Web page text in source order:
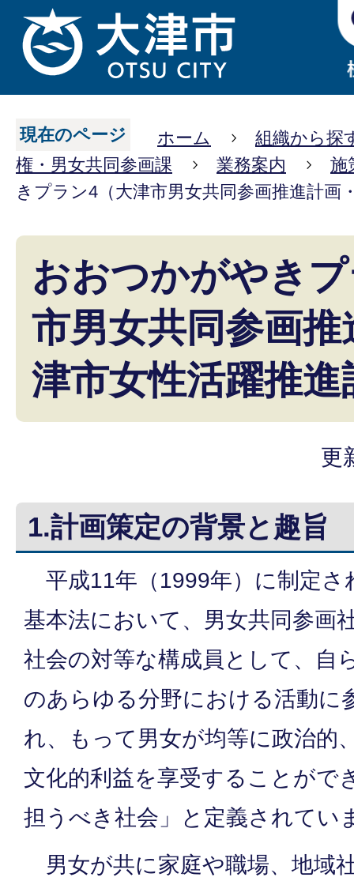
現在のページ ホーム
組織から探
権・男女共同参画課
業務案内
施
きプラン4（大津市男女共同参画推進計画
おおつかがやき
市男女共同参画推
津市女性活躍推進
更
1.計画策定の背景と趣旨
平成11年（1999年）に制定さ
基本法において、男女共同参画
社会の対等な構成員として、自
のあらゆる分野における活動に
れ、もって男女が均等に政治的
文化的利益を享受することがで
担うべき社会」と定義されてい
男女が共に家庭や職場、地域